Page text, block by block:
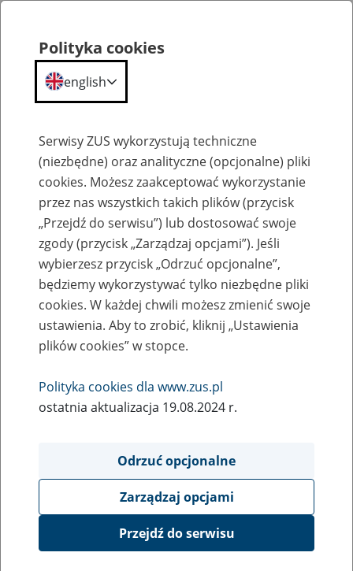
Komunikaty
Ograniczenia w wystawianiu e-ZLA w PUE
ZUS
31
October
2019
ZUS w zakresie wystawiania elektronicznych zwolnień
Służby IT ZUS pracują nad przywróceniem pełnej
dostępności funkcji wystawiania e-ZLA w PUE. Na czas
Polityka cookies
english
Serwisy ZUS wykorzystują techniczne
(niezbędne) oraz analityczne (opcjonalne) pliki
cookies. Możesz zaakceptować wykorzystanie
przez nas wszystkich takich plików (przycisk
„Przejdź do serwisu”) lub dostosować swoje
zgody (przycisk „Zarządzaj opcjami”). Jeśli
wybierzesz przycisk „Odrzuć opcjonalne”,
będziemy wykorzystywać tylko niezbędne pliki
cookies. W każdej chwili możesz zmienić swoje
ustawienia. Aby to zrobić, kliknij „Ustawienia
plików cookies” w stopce.
Polityka cookies dla www.zus.pl
ostatnia aktualizacja 19.08.2024 r.
Odrzuć opcjonalne
Zarządzaj opcjami
Przejdź do serwisu